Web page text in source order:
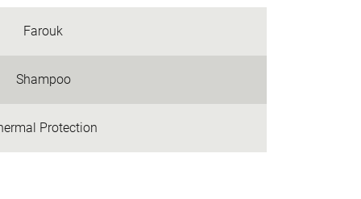
Farouk
Shampoo
Protection